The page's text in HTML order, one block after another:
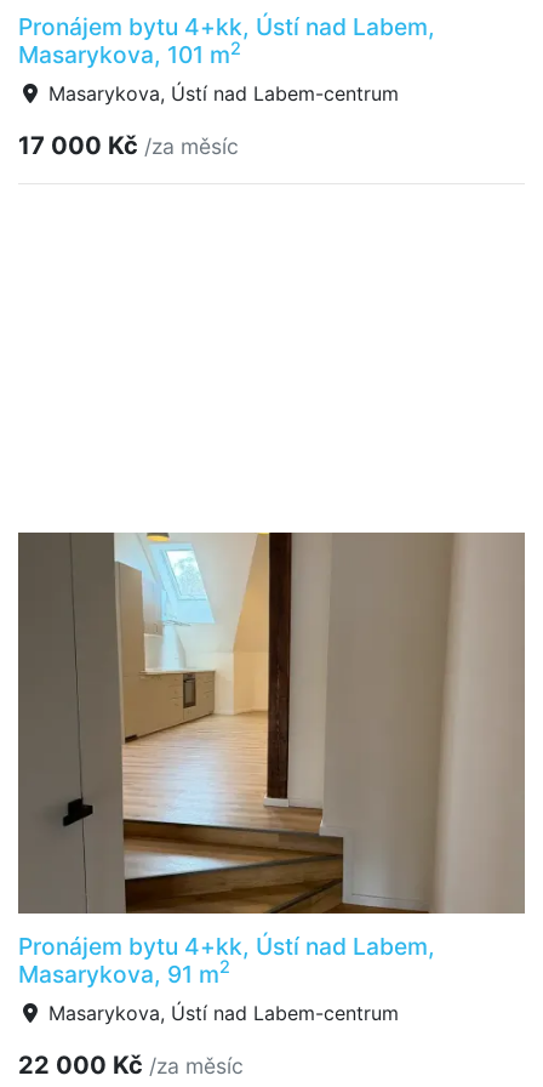
Pronájem bytu 4+kk, Ústí nad Labem,
Masarykova, 101 m2
Masarykova, Ústí nad Labem-centrum
17 000 Kč /za měsíc
Pronájem bytu 4+kk, Ústí nad Labem,
Masarykova, 91 m2
Masarykova, Ústí nad Labem-centrum
22 000 Kč /za měsíc